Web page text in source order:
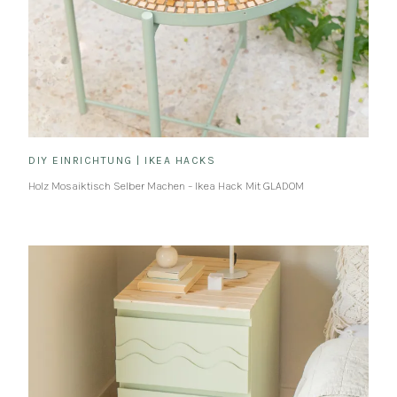
DIY EINRICHTUNG IKEA HACKS
Holz Mosaiktisch Selber Machen – Ikea Hack Mit GLADOM